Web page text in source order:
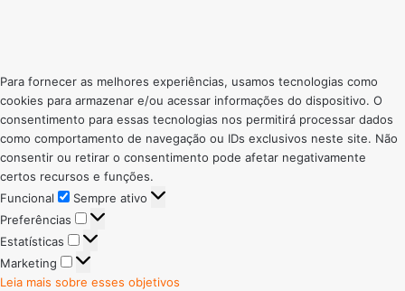
Para fornecer as melhores experiências, usamos tecnologias como
cookies para armazenar e/ou acessar informações do dispositivo. O
consentimento para essas tecnologias nos permitirá processar dados
como comportamento de navegação ou IDs exclusivos neste site. Não
consentir ou retirar o consentimento pode afetar negativamente
certos recursos e funções.
Funcional
Funcional
Sempre ativo
Preferências
Preferências
Estatísticas
Estatísticas
Marketing
Marketing
Leia mais sobre esses objetivos